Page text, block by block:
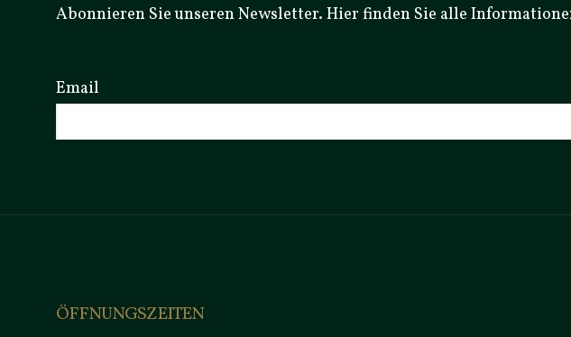
Abonnieren Sie unseren Newsletter. Hier finden Sie alle
Email
ÖFFNUNGSZEITEN